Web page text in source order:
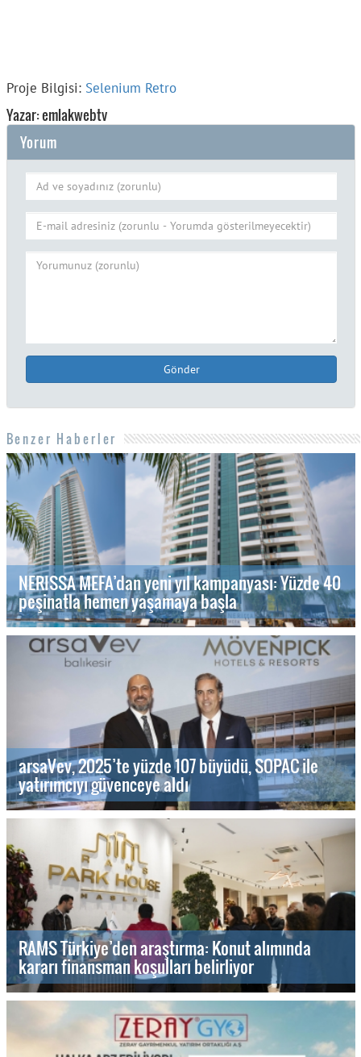
Proje Bilgisi: Selenium Retro
Yazar: emlakwebtv
Yorum
Gönder
Benzer Haberler
NERISSA MEFA’dan yeni yıl kampanyası: Yüzde 40
peşinatla hemen yaşamaya başla
arsaVev, 2025’te yüzde 107 büyüdü, SOPAC ile
yatırımcıyı güvenceye aldı
RAMS Türkiye’den araştırma: Konut alımında
kararı finansman koşulları belirliyor